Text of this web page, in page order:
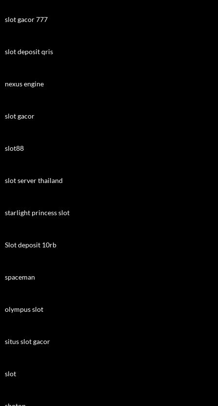
slot gacor 777
slot deposit qris
nexus engine
slot gacor
slot88
slot server thailand
starlight princess slot
Slot deposit 10rb
spaceman
olympus slot
situs slot gacor
slot